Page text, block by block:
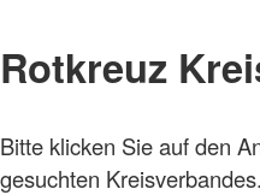
Rotkreuz
Bitte klicken Sie auf den
gesuchten Kreisverbandes.